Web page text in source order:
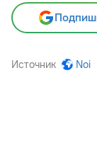
Источник Noi